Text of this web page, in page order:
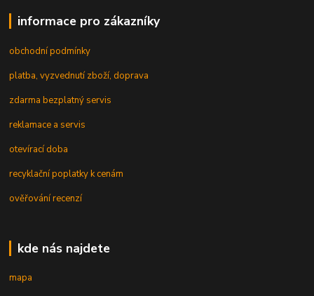
informace pro zákazníky
obchodní podmínky
platba, vyzvednutí zboží, doprava
zdarma bezplatný servis
reklamace a servis
otevírací doba
recyklační poplatky k cenám
ověřování recenzí
kde nás najdete
mapa